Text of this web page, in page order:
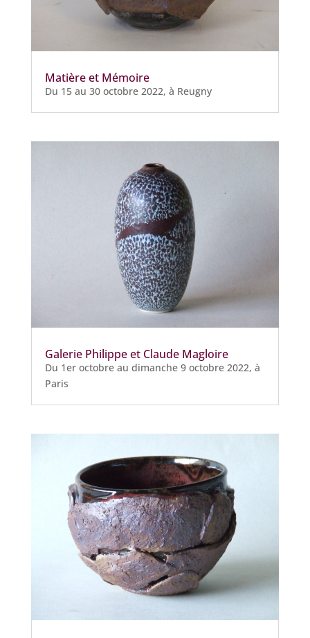
Matière et Mémoire
Du 15 au 30 octobre 2022, à Reugny
Galerie Philippe et Claude Magloire
Du 1er octobre au dimanche 9 octobre 2022, à
Paris